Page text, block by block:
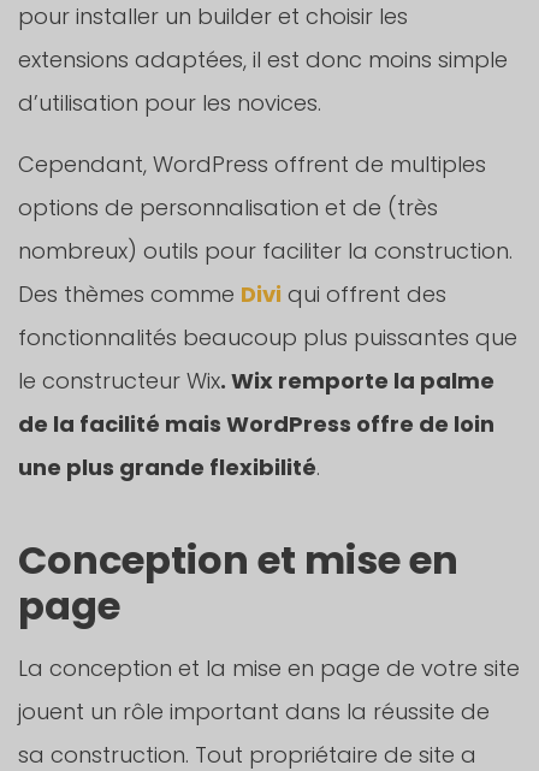
pour installer un builder et choisir les
extensions adaptées, il est donc moins simple
d’utilisation pour les novices.
Cependant, WordPress offrent de multiples
options de personnalisation et de (très
nombreux) outils pour faciliter la construction.
Des thèmes comme Divi qui offrent des
fonctionnalités beaucoup plus puissantes que
le constructeur Wix. Wix remporte la palme
de la facilité mais WordPress offre de loin
une plus grande flexibilité.
Conception et mise en
page
La conception et la mise en page de votre site
jouent un rôle important dans la réussite de
sa construction. Tout propriétaire de site a